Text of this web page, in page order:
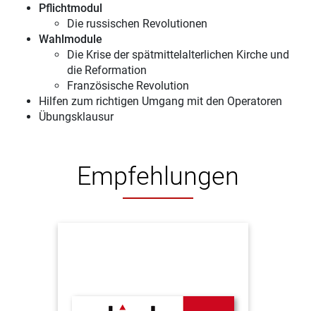
Pflichtmodul
Die russischen Revolutionen
Wahlmodule
Die Krise der spätmittelalterlichen Kirche und
die Reformation
Französische Revolution
Hilfen zum richtigen Umgang mit den Operatoren
Übungsklausur
Empfehlungen